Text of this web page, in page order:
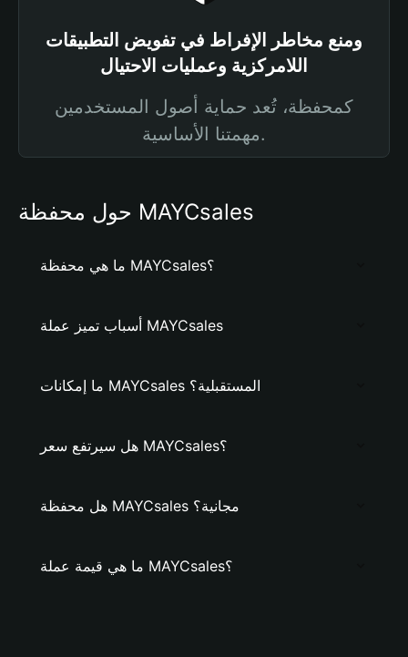
ومنع مخاطر الإفراط في تفويض التطبيقات
اللامركزية وعمليات الاحتيال
كمحفظة، تُعد حماية أصول المستخدمين
مهمتنا الأساسية.
حول محفظة MAYCsales
ما هي محفظة MAYCsales؟
أسباب تميز عملة MAYCsales
ما إمكانات MAYCsales المستقبلية؟
هل سيرتفع سعر MAYCsales؟
هل محفظة MAYCsales مجانية؟
ما هي قيمة عملة MAYCsales؟